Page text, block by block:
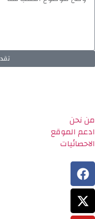
من نحن
ادعم الموقع
الاحصائيات